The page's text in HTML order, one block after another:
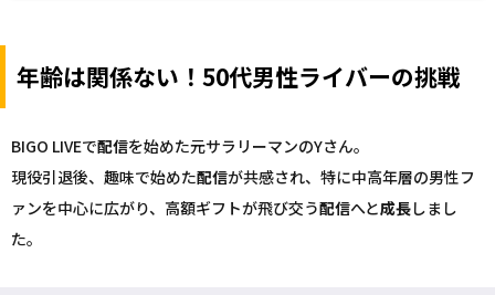
年齢は関係ない！50代男性ライバーの挑戦
BIGO LIVEで配信を始めた元サラリーマンのYさん。
現役引退後、趣味で始めた配信が共感され、特に中高年層の男性フ
ァンを中心に広がり、高額ギフトが飛び交う配信へと成長しまし
た。